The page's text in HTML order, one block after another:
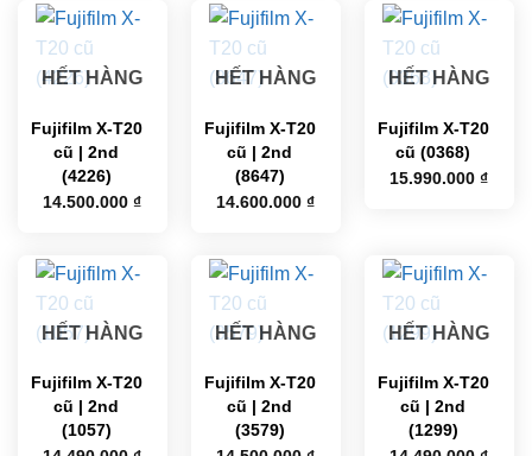
HẾT HÀNG
Fujifilm X-T20
cũ | 2nd
(4226)
14.500.000₫
HẾT HÀNG
Fujifilm X-T20
cũ | 2nd
(8647)
14.600.000₫
HẾT HÀNG
Fujifilm X-T20
cũ (0368)
15.990.000₫
HẾT HÀNG
Fujifilm X-T20
cũ | 2nd
(1057)
HẾT HÀNG
Fujifilm X-T20
cũ | 2nd
(3579)
HẾT HÀNG
Fujifilm X-T20
cũ | 2nd
(1299)